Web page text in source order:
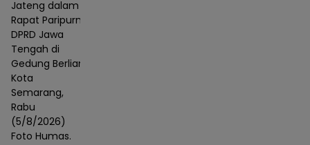
Jateng dalam
Rapat Paripurna
DPRD Jawa
Tengah di
Gedung Berlian,
Kota
Semarang,
Rabu
(5/8/2026)
Foto Humas.